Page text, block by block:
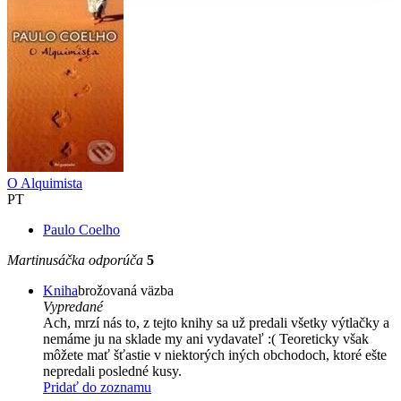
O Alquimista
PT
Paulo Coelho
Martinusáčka odporúča 5
Knihabrožovaná väzba
Vypredané
Ach, mrzí nás to, z tejto knihy sa už predali všetky výtlačky a
nemáme ju na sklade my ani vydavateľ :( Teoreticky však
môžete mať šťastie v niektorých iných obchodoch, ktoré ešte
nepredali posledné kusy.
Pridať do zoznamu